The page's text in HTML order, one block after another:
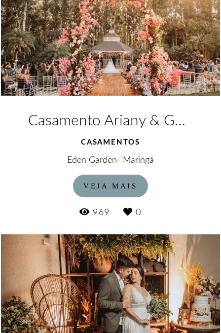
Casamento Ariany & Gustavo
CASAMENTOS
Eden Garden- Maringá
VEJA MAIS
969 0